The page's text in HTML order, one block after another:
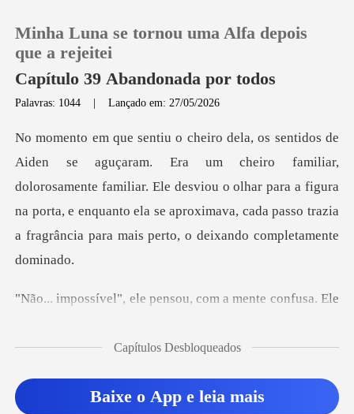
Loja
Histórico
Sair
Baixar App
Minha Luna se tornou uma Alfa depois
que a rejeitei
Capítulo 39 Abandonada por todos
Palavras: 1044 |Lançado em: 27/05/2026
iar,
dolorosamente familiar. Ele desviou o olhar para a figura
na porta, e enquanto ela se ap
le pensou, com a mente
Capítulos Desbloqueados
Baixe o App e leia mais